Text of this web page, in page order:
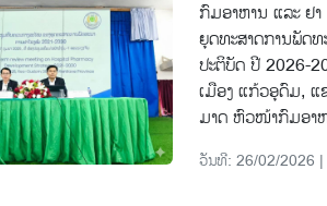
ກົມອາຫານ ແລະ ຢ
ຍຸດທະສາດການພັດ
ປະຕິບັດ ປີ 2026-
ເມືອງ ແກ້ວອຸດົມ, ແ
ມາດ ຫົວໜ້າກົມອາຫ
ວັນທີ: 26/02/2026 |